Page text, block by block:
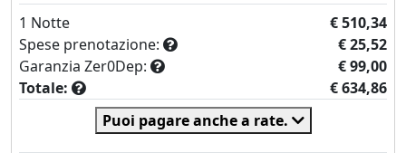
1 Notte
€ 510,34
Spese prenotazione:
€ 25,52
Garanzia Zer0Dep:
€ 99,00
Totale:
€ 634,86
Puoi pagare anche a rate.